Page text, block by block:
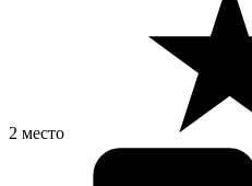
2 место